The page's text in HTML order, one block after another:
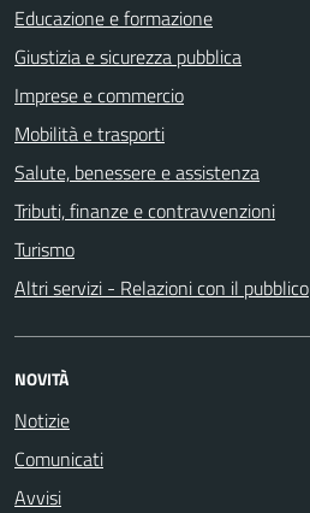
Educazione e formazione
Giustizia e sicurezza pubblica
Imprese e commercio
Mobilità e trasporti
Salute, benessere e assistenza
Tributi, finanze e contravvenzioni
Turismo
Altri servizi - Relazioni con il pubblico
NOVITÀ
Notizie
Comunicati
Avvisi